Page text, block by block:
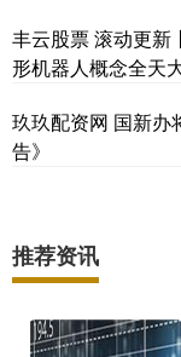
丰云股票 滚动更新
形机器人概念全天
玖玖配资网 国新办
告》
推荐资讯